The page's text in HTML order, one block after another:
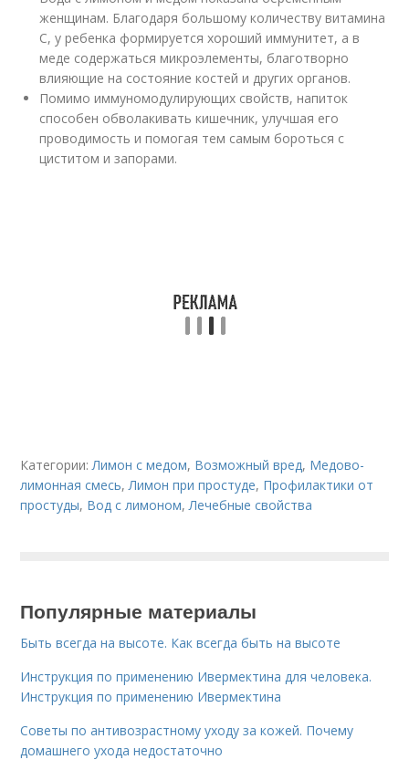
женщинам. Благодаря большому количеству витамина
С, у ребенка формируется хороший иммунитет, а в
меде содержаться микроэлементы, благотворно
влияющие на состояние костей и других органов.
Помимо иммуномодулирующих свойств, напиток
способен обволакивать кишечник, улучшая его
проводимость и помогая тем самым бороться с
циститом и запорами.
Категории:Лимон с медом, Возможный вред, Медово-
лимонная смесь,Лимон при простуде, Профилактики от
простуды, Вод с лимоном,Лечебные свойства
Популярные материалы
Быть всегда на высоте. Как всегда быть на высоте
Инструкция по применению Ивермектина для человека.
Инструкция по применению Ивермектина
Советы по антивозрастному уходу за кожей. Почему
домашнего ухода недостаточно